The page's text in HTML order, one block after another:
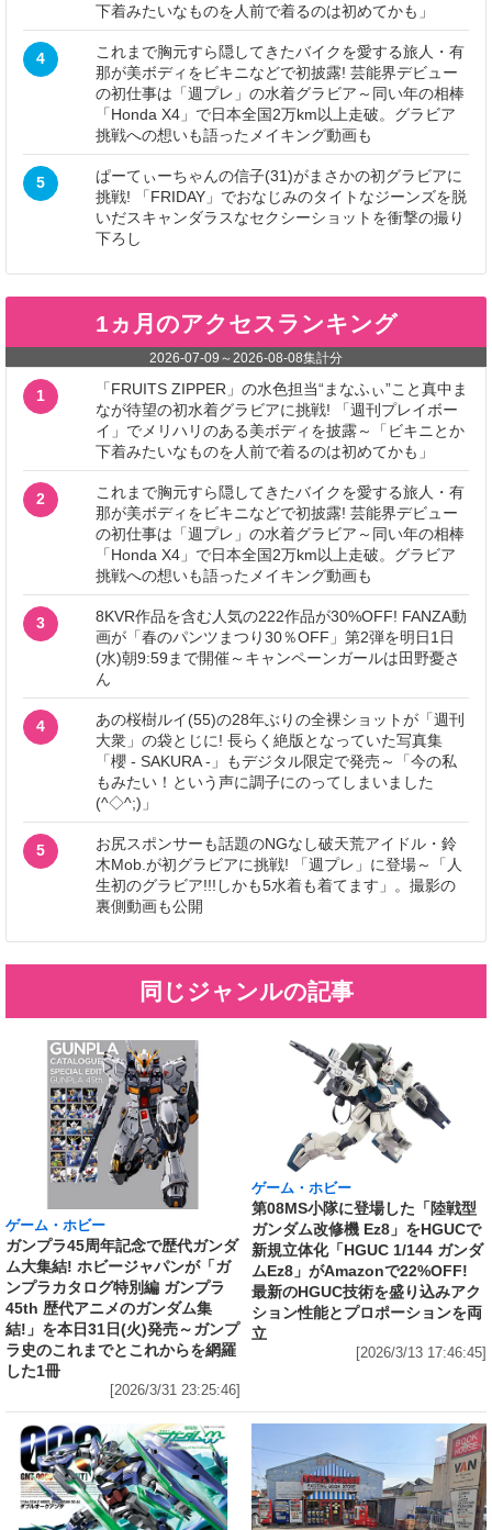
下着みたいなものを人前で着るのは初めてかも」
4
これまで胸元すら隠してきたバイクを愛する旅人・有
那が美ボディをビキニなどで初披露! 芸能界デビュー
の初仕事は「週プレ」の水着グラビア～同い年の相棒
「Honda X4」で日本全国2万km以上走破。グラビア
挑戦への想いも語ったメイキング動画も
5
ぱーてぃーちゃんの信子(31)がまさかの初グラビアに
挑戦! 「FRIDAY」でおなじみのタイトなジーンズを脱
いだスキャンダラスなセクシーショットを衝撃の撮り
下ろし
1ヵ月のアクセスランキング
2026-07-09 ～2026-08-08集計分
1
「FRUITS ZIPPER」の水色担当“まなふぃ”こと真中ま
なが待望の初水着グラビアに挑戦! 「週刊プレイボー
イ」でメリハリのある美ボディを披露～「ビキニとか
下着みたいなものを人前で着るのは初めてかも」
2
これまで胸元すら隠してきたバイクを愛する旅人・有
那が美ボディをビキニなどで初披露! 芸能界デビュー
の初仕事は「週プレ」の水着グラビア～同い年の相棒
「Honda X4」で日本全国2万km以上走破。グラビア
挑戦への想いも語ったメイキング動画も
3
8KVR作品を含む人気の222作品が30%OFF! FANZA動
画が「春のパンツまつり30％OFF」第2弾を明日1日
(水)朝9:59まで開催～キャンペーンガールは田野憂さ
ん
4
あの桜樹ルイ(55)の28年ぶりの全裸ショットが「週刊
大衆」の袋とじに! 長らく絶版となっていた写真集
「櫻 - SAKURA -」もデジタル限定で発売～「今の私
もみたい！という声に調子にのってしまいました
(^◇^;)」
5
お尻スポンサーも話題のNGなし破天荒アイドル・鈴
木Mob.が初グラビアに挑戦! 「週プレ」に登場～「人
生初のグラビア!!!しかも5水着も着てます」。撮影の
裏側動画も公開
同じジャンルの記事
ゲーム・ホビー
ガンプラ45周年記念で歴代ガンダ
ム大集結! ホビージャパンが「ガ
ンプラカタログ特別編 ガンプラ
45th 歴代アニメのガンダム集
結!」を本日31日(火)発売～ガンプ
ラ史のこれまでとこれからを網羅
した1冊
[2026/3/31 23:25:46]
ゲーム・ホビー
第08MS小隊に登場した「陸戦型
ガンダム改修機 Ez8」をHGUCで
新規立体化「HGUC 1/144 ガンダ
ムEz8」がAmazonで22%OFF!
最新のHGUC技術を盛り込みアク
ション性能とプロポーションを両
立
[2026/3/13 17:46:45]